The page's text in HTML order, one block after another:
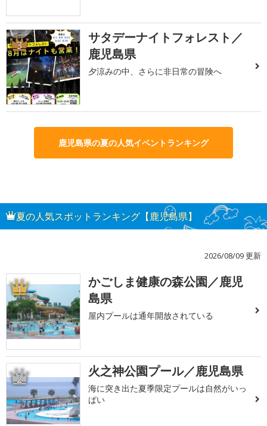
3
サタデーナイトフォレスト／
鹿児島県
夕涼みの中、さらに非日常の冒険へ
鹿児島県の夏の人気イベントランキング
夏の人気スポットランキング【鹿児島県】
2026/08/09 更新
1
かごしま健康の森公園／鹿児
島県
屋内プールは通年開放されている
2 火之神公園プール／鹿児島県
海に突き出た夏季限定プールは自然がいっ
ぱい